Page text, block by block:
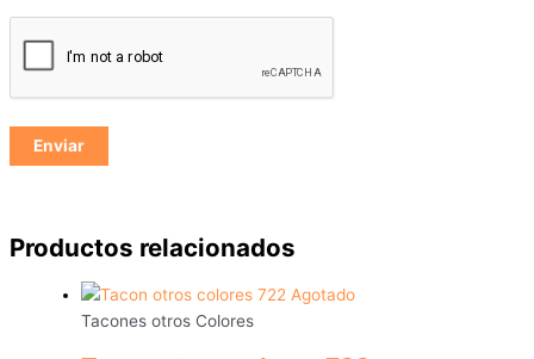
Productos relacionados
Agotado
Tacones otros Colores